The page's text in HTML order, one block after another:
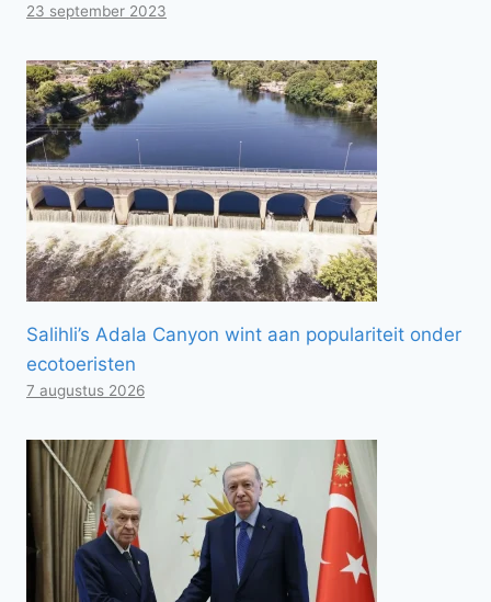
23 september 2023
Salihli’s Adala Canyon wint aan populariteit onder
ecotoeristen
7 augustus 2026